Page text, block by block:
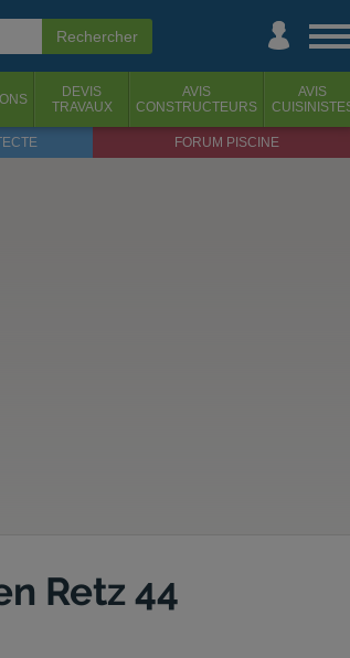
DEVIS
TRAVAUX
AVIS
CONSTRUCTEURS
AVIS
FORUM PISCINE
Retz 44